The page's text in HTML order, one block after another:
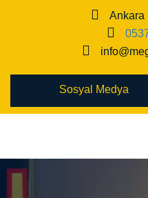
Ankara
Sosyal Medya